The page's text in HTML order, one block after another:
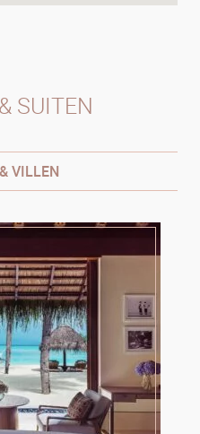
SUITEN
VILLEN